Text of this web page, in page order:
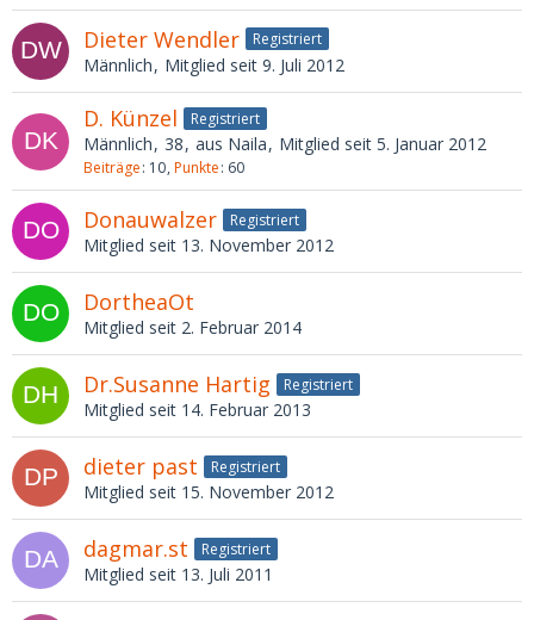
Dieter Wendler Registriert
Männlich Mitglied seit 9. Juli 2012
D. Künzel Registriert
Männlich 38 aus Naila Mitglied seit 5. Januar 2012
Beiträge 10 Punkte 60
Donauwalzer Registriert
Mitglied seit 13. November 2012
DortheaOt
Mitglied seit 2. Februar 2014
Dr.Susanne Hartig Registriert
Mitglied seit 14. Februar 2013
dieter past Registriert
Mitglied seit 15. November 2012
dagmar.st Registriert
Mitglied seit 13. Juli 2011